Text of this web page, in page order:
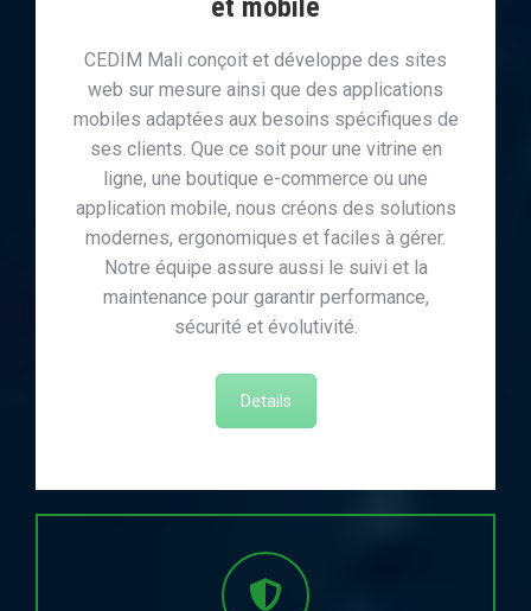
et mobile
CEDIM Mali conçoit et développe des sites
web sur mesure ainsi que des applications
mobiles adaptées aux besoins spécifiques de
ses clients. Que ce soit pour une vitrine en
ligne, une boutique e-commerce ou une
application mobile, nous créons des solutions
modernes, ergonomiques et faciles à gérer.
Notre équipe assure aussi le suivi et la
maintenance pour garantir performance,
sécurité et évolutivité.
Details